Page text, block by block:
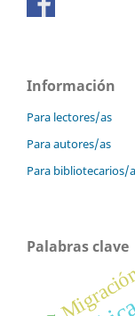
Información
Para lectores/as
Para autores/as
Para bibliotecarios/
Palabras clave